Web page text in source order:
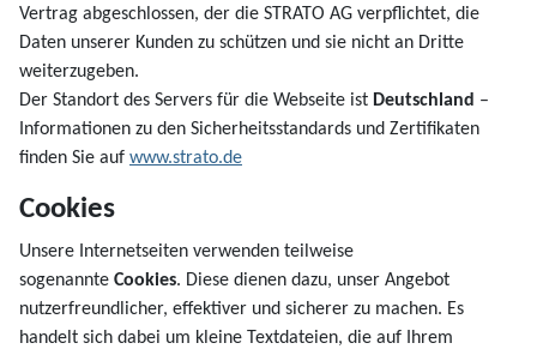
Vertrag abgeschlossen, der die STRATO AG verpflichtet, die
Daten unserer Kunden zu schützen und sie nicht an Dritte
weiterzugeben.
Der Standort des Servers für die Webseite ist Deutschland –
Informationen zu den Sicherheitsstandards und Zertifikaten
finden Sie auf www.strato.de
Cookies
Unsere Internetseiten verwenden teilweise
sogenannte Cookies. Diese dienen dazu, unser Angebot
nutzerfreundlicher, effektiver und sicherer zu machen. Es
handelt sich dabei um kleine Textdateien, die auf Ihrem